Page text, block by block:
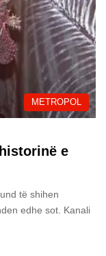
METROPOL
e
të shihen
edhe sot. Kanali